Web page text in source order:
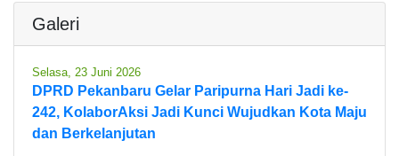
Galeri
Selasa, 23 Juni 2026
DPRD Pekanbaru Gelar Paripurna Hari Jadi ke-
242, KolaborAksi Jadi Kunci Wujudkan Kota Maju
dan Berkelanjutan